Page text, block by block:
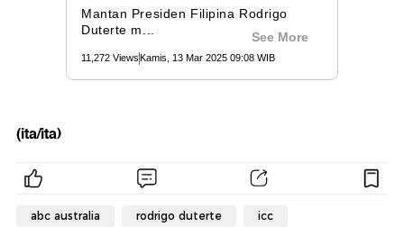
(ita/ita)
abc australia rodrigo duterte icc